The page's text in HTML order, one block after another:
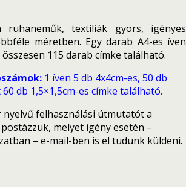
ruhaneműk, textíliák gyors, igényes
méretben. Egy darab A4-es íven
115 darab címke található.
1 íven 5 db 4x4cm-es, 50 db
db 1,5×1,5cm-es címke található.
nyelvű felhasználási útmutatót a
melyet igény esetén –
– e-mail-ben is el tudunk küldeni.